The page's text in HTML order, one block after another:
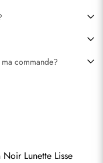
commande?
Lunette Lisse